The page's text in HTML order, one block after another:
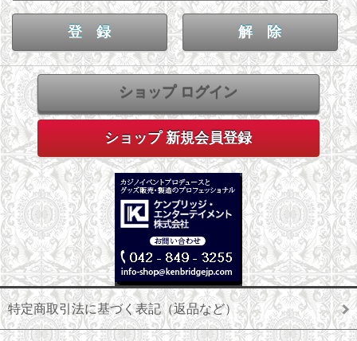
ショップ ログイン
ショップ 新規会員登録
特定商取引法に基づく表記（返品など）